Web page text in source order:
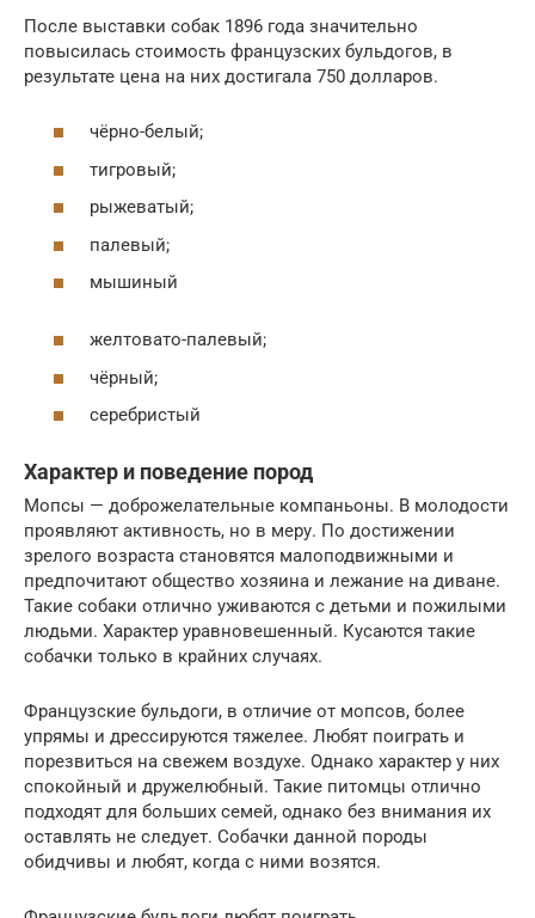
После выставки собак 1896 года значительно
повысилась стоимость французских бульдогов, в
результате цена на них достигала 750 долларов.
чёрно-белый;
тигровый;
рыжеватый;
палевый;
мышиный
желтовато-палевый;
чёрный;
серебристый
Характер и поведение пород
Мопсы — доброжелательные компаньоны. В молодости
проявляют активность, но в меру. По достижении
зрелого возраста становятся малоподвижными и
предпочитают общество хозяина и лежание на диване.
Такие собаки отлично уживаются с детьми и пожилыми
людьми. Характер уравновешенный. Кусаются такие
собачки только в крайних случаях.
Французские бульдоги, в отличие от мопсов, более
упрямы и дрессируются тяжелее. Любят поиграть и
порезвиться на свежем воздухе. Однако характер у них
спокойный и дружелюбный. Такие питомцы отлично
подходят для больших семей, однако без внимания их
оставлять не следует. Собачки данной породы
обидчивы и любят, когда с ними возятся.